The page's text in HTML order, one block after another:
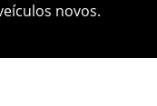
novos.